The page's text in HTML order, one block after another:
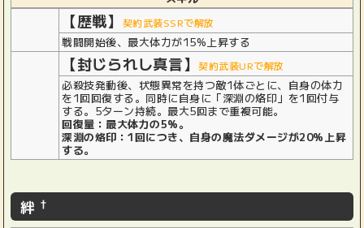
【歴戦】 契約武装SSRで解放
戦闘開始後、最大体力が15%上昇する
【封じられし真言】契約武装URで解放
必殺技発動後、状態異常を持つ敵1体ごとに、自身の体力
を1回回復する。同時に自身に「深淵の烙印」を1回付与
する。5ターン持続。最大5回まで重複可能。
回復量：最大体力の5%。
深淵の烙印：1回につき、自身の魔法ダメージが20%上昇
する。
絆 †